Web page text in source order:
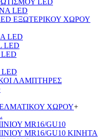
LED
LED
ΕΞΩΤΕΡΙΚΟΥ ΧΩΡΟΥ
LED
LED
LED
ΛΑΜΠΤΗΡΕΣ
ΧΩΡΟΥ+
MR16/GU10
MR16/GU10 ΚΙΝΗΤΑ